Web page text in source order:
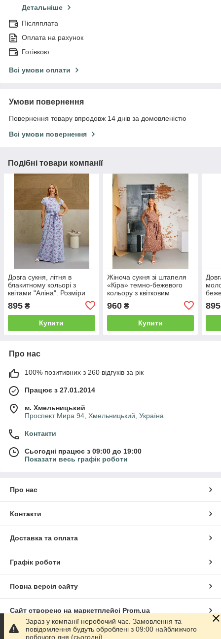
Детальніше
Післяплата
Оплата на рахунок
Готівкою
Всі умови оплати
Умови повернення
Повернення товару впродовж 14 днів за домовленістю
Всі умови повернення
Подібні товари компанії
Довга сукня, літня в
блакитному кольорі з
квітами "Аліна". Розміри
895 ₴
Купити
Жіноча сукня зі штапеля
«Кіра» темно-бежевого
кольору з квітковим
принтом розміри від 44 по
58
960₴
Купити
895
Про нас
100% позитивних з 260 відгуків за рік
Працює з 27.01.2014
м. Хмельницький
Проспект Мира 94, Хмельницький, Україна
Контакти
Сьогодні працює з 09:00 до 19:00
Показати весь графік роботи
Про нас
Контакти
Доставка та оплата
Графік роботи
Повна версія сайту
Сайт створено на маркетплейсі Prom.ua
Політика конфіденційності
Зараз у компанії неробочий час. Замовлення та
повідомлення будуть оброблені з 09:00 найближчого
робочого дня (сьогодні).